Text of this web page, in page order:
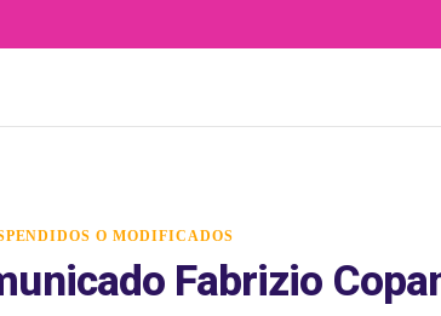
O MODIFICADOS
Fabrizio